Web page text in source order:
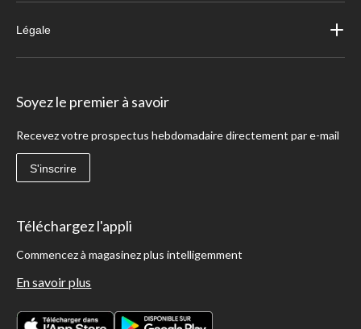
Légale
Soyez le premier à savoir
Recevez votre prospectus hebdomadaire directement par e-mail
S'inscrire
Téléchargez l'appli
Commencez à magasinez plus intelligemment
En savoir plus